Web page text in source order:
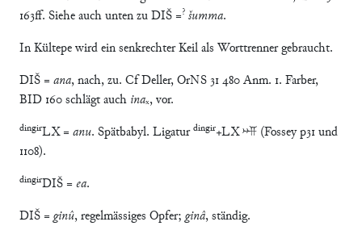
163ff. Siehe auch unten zu DIŠ =? šumma.
In Kültepe wird ein senkrechter Keil als Worttrenner gebraucht.
DIŠ = ana, nach, zu. Cf Deller, OrNS 31 480 Anm. 1. Farber,
BID 160 schlägt auch inaₓ, vor.
dingirLX = anu. Spätbabyl. Ligatur dingir+LX 􀂚 (Fossey p31 und
1108).
dingirDIŠ = ea.
DIŠ =ginû, regelmässiges Opfer;ginâ, ständig.